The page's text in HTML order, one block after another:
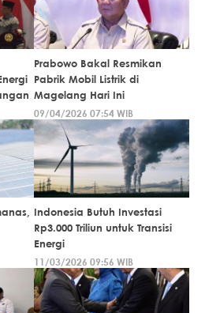
Prabowo Bakal Resmikan
Pabrik Mobil Listrik di
Magelang Hari Ini
09/04/2026 07:54 WIB
Indonesia Butuh Investasi
Rp3.000 Triliun untuk Transisi
Energi
11/03/2026 09:56 WIB